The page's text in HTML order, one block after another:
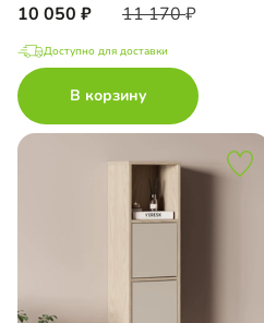
10 050 11 170
Доступно для доставки
В корзину